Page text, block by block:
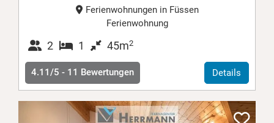
Ferienwohnungen in Füssen
Ferienwohnung
2 1 45m2
Details
4.11/5 - 11 Bewertungen